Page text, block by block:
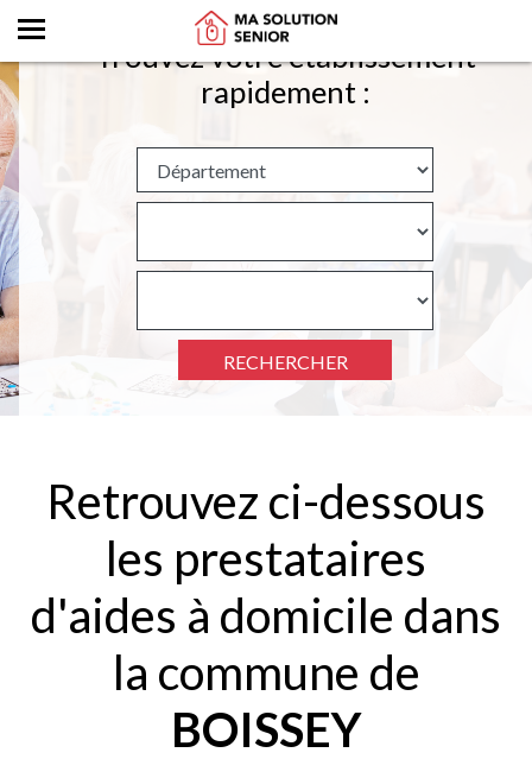
Trouvez votre établissement
rapidement :
RECHERCHER
Retrouvez ci-dessous
les prestataires
d'aides à domicile dans
la commune de
BOISSEY